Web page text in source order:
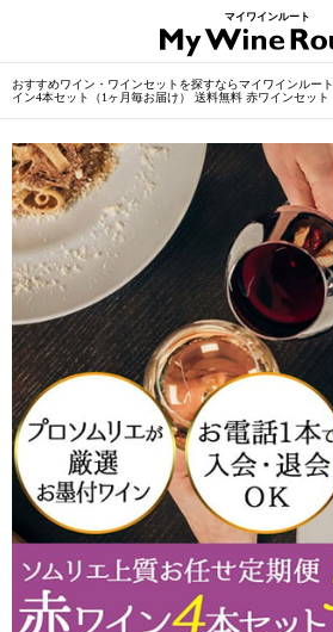
マイワインルート
おすすめワイン・ワインセットを探すならマイワインルート
イン4本セット（1ヶ月毎お届け） 送料無料 赤ワインセット